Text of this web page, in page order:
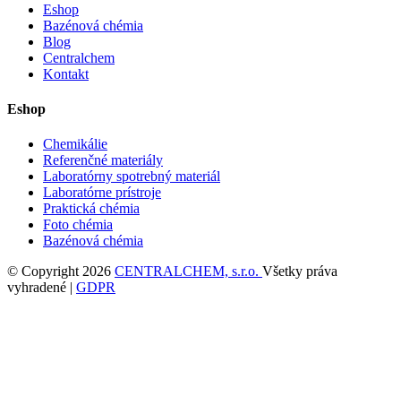
Eshop
Bazénová chémia
Blog
Centralchem
Kontakt
Eshop
Chemikálie
Referenčné materiály
Laboratórny spotrebný materiál
Laboratórne prístroje
Praktická chémia
Foto chémia
Bazénová chémia
© Copyright 2026 CENTRALCHEM, s.r.o. Všetky práva
vyhradené | GDPR